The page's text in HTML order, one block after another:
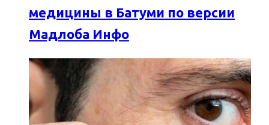
медицины в Батуми по версии
Мадлоба Инфо